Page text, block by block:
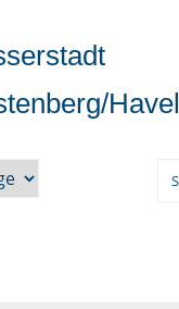
Havel